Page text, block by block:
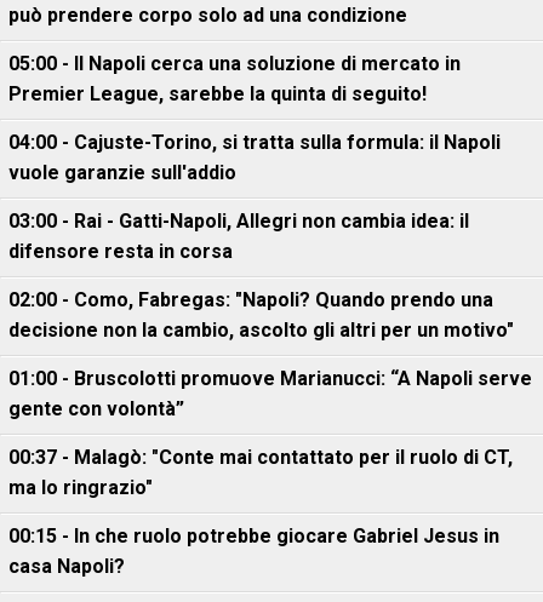
può prendere corpo solo ad una condizione
05:00 - Il Napoli cerca una soluzione di mercato in
Premier League, sarebbe la quinta di seguito!
04:00 - Cajuste-Torino, si tratta sulla formula: il Napoli
vuole garanzie sull'addio
03:00 - Rai - Gatti-Napoli, Allegri non cambia idea: il
difensore resta in corsa
02:00 - Como, Fabregas: "Napoli? Quando prendo una
decisione non la cambio, ascolto gli altri per un motivo"
01:00 - Bruscolotti promuove Marianucci: “A Napoli serve
gente con volontà”
00:37 - Malagò: "Conte mai contattato per il ruolo di CT,
ma lo ringrazio"
00:15 - In che ruolo potrebbe giocare Gabriel Jesus in
casa Napoli?